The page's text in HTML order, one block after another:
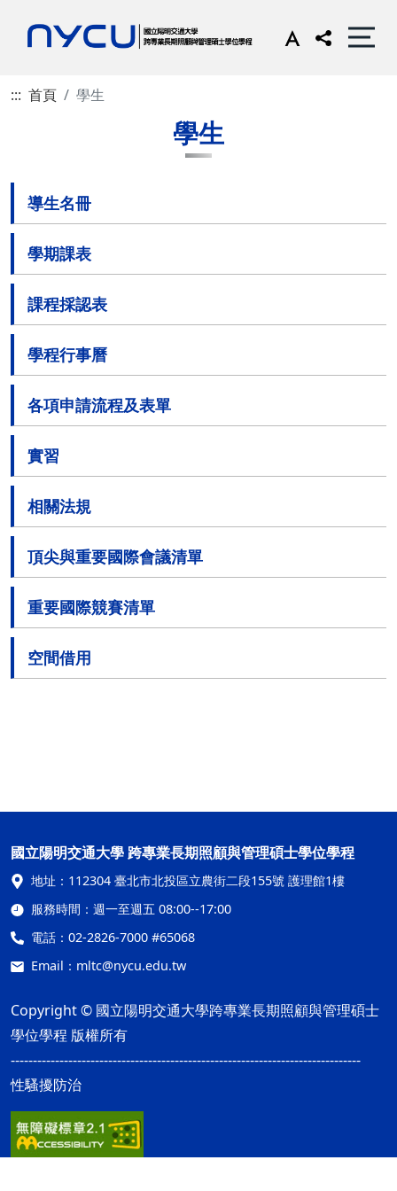
::: 首頁 學生
學生
導生名冊
學期課表
課程採認表
學程行事曆
各項申請流程及表單
實習
相關法規
頂尖與重要國際會議清單
重要國際競賽清單
空間借用
國立陽明交通大學 跨專業長期照顧與管理碩士學位學程
地址： 112304 臺北市北投區立農街二段155號 護理館1樓
服務時間： 週一至週五 08:00--17:00
電話： 02-2826-7000 #65068
Email： mltc@nycu.edu.tw
Copyright © 國立陽明交通大學跨專業長期照顧與管理碩士
學位學程 版權所有
-------------------------------------------------------------------------------
性騷擾防治